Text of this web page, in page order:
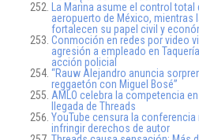
La Marina asume el control total
aeropuerto de México, mientras
fortalecen su papel civil y
Conmoción en redes por video
agresión a empleado en
acción policial
“Rauw Alejandro anuncia
reggaetón con Miguel Bosé”
AMLO celebra la competencia
llegada de Threads
YouTube censura la conferencia
infringir derechos de autor